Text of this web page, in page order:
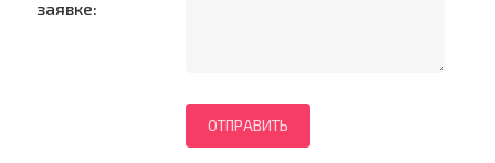
заявке: